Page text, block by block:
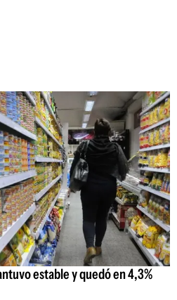
estable y quedó en 4,3%